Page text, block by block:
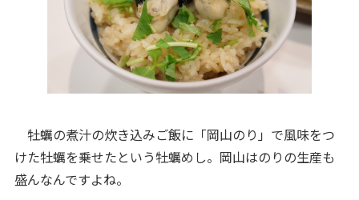
牡蠣の煮汁の炊き込みご飯に「岡山のり」で風味をつ
けた牡蠣を乗せたという牡蠣めし。岡山はのりの生産も
盛んなんですよね。